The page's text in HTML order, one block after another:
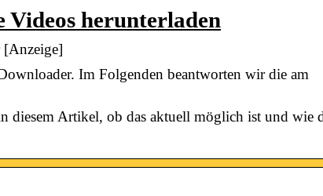
herunterladen
[Anzeige]
Im Folgenden beantworten wir die am
diesem Artikel, ob das aktuell möglich ist und wie